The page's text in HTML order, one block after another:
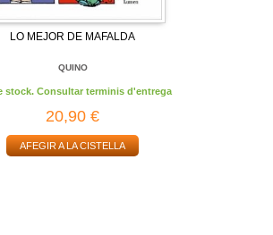
LO MEJOR DE MAFALDA
QUINO
stock. Consultar terminis d'entrega
20,90 €
AFEGIR A LA CISTELLA